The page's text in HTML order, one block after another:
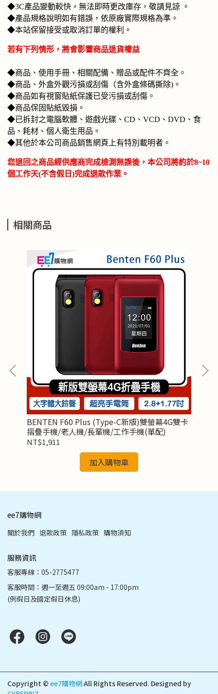
◆3C產品變動較快，無法即時更改庫存，敬請見諒 。
◆產品規格說明如有錯誤，依原廠實際規格為準。
◆本站保留接受或取消訂單的權利。
若有下列情形，將會影響商品退貨權益
◆商品、使用手冊、相關配備、贈品或配件不齊全。
◆商品、外盒外觀污損或刮傷（含外盒條碼撕除)。
◆商品如有視窗貼紙保護已受污損或刮傷。
◆商品保固貼紙毀損。
◆已拆封之電腦軟體、遊戲光碟、CD、VCD、DVD、食
品、耗材、個人衛生用品。
◆其他於本公司商品銷售網頁上有特別載明者。
您退回之商品經供應商完成檢測無誤後，本公司將約於8~10
個工作天(不含假日)完成退款作業。
相關商品
BENTEN F60 Plus (Type-C新版)雙螢幕4G雙卡
摺疊手機/老人機/長輩機/工作手機(單配)
NT$1,911
加入購物車
ee7購物網
關於我們 退款政策 隱私政策 購物須知
服務資訊
客服專線：05-2775477
客服時間：週一至週五 09:00am - 17:00pm
(例假日及國定假日休息)
Copyright © ee7購物網All Rights Reserved. Designed by